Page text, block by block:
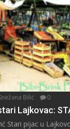
Bilić 0
Lajkovac:
Stari pijac u